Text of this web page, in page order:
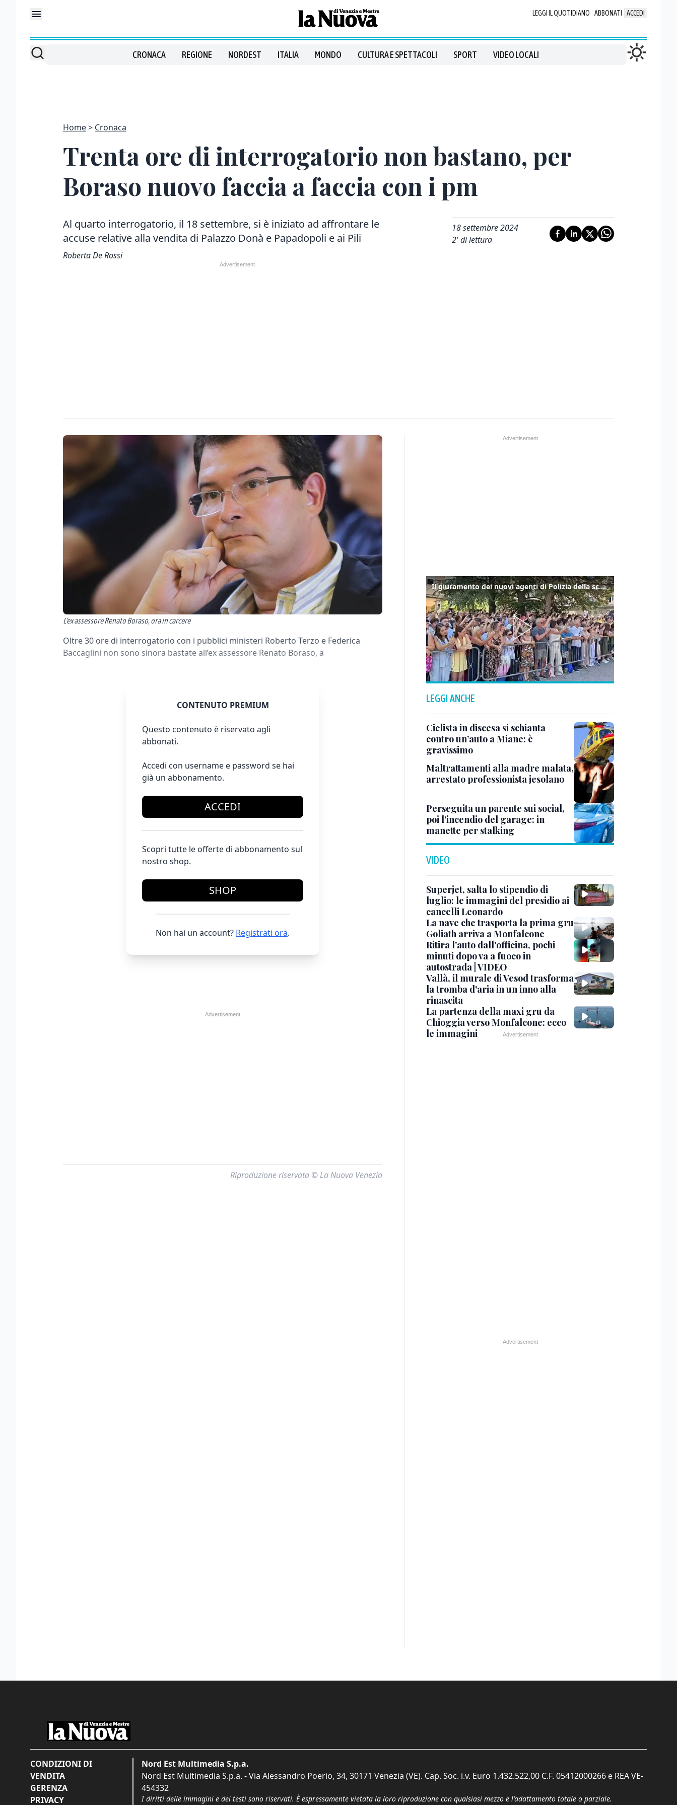
LEGGI IL QUOTIDIANO ABBONATI ACCEDI
CRONACA REGIONE NORDEST ITALIA MONDO CULTURA E SPETTACOLI SPORT VIDEO LOCALI
Home Cronaca
Trenta ore di interrogatorio non bastano, per
Boraso nuovo faccia a faccia con i pm
Al quarto interrogatorio, il 18 settembre, si è iniziato ad affrontare le
accuse relative alla vendita di Palazzo Donà e Papadopoli e ai Pili
Roberta De Rossi
18 settembre 2024
2' di lettura
L'ex assessore Renato Boraso, ora in carcere
Oltre 30 ore di interrogatorio con i pubblici ministeri Roberto Terzo e Federica
Baccaglini non sono sinora bastate all’ex assessore Renato Boraso, a
CONTENUTO PREMIUM
Questo contenuto è riservato agli
abbonati.
Accedi con username e password se hai
già un abbonamento.
ACCEDI
Scopri tutte le offerte di abbonamento sul
nostro shop.
SHOP
Non hai un account? Registrati ora.
Riproduzione riservata © La Nuova Venezia
Il giuramento dei nuovi agenti di Polizia della scuola "Vincenzo Raiola" di Trieste
LEGGI ANCHE
Ciclista in discesa si schianta
contro un’auto a Miane: è
gravissimo
Maltrattamenti alla madre malata,
arrestato professionista jesolano
Perseguita un parente sui social,
poi l’incendio del garage: in
manette per stalking
VIDEO
Superjet, salta lo stipendio di
luglio: le immagini del presidio ai
cancelli Leonardo
La nave che trasporta la prima gru
Goliath arriva a Monfalcone
Ritira l'auto dall'officina, pochi
minuti dopo va a fuoco in
autostrada | VIDEO
Vallà, il murale di Vesod trasforma
la tromba d'aria in un inno alla
rinascita
La partenza della maxi gru da
Chioggia verso Monfalcone: ecco
le immagini
CONDIZIONI DI
VENDITA
GERENZA
PRIVACY
Nord Est Multimedia S.p.a.
Nord Est Multimedia S.p.a. - Via Alessandro Poerio, 34, 30171 Venezia (VE). Cap. Soc. i.v. Euro 1.432.522,00 C.F. 05412000266 e REA VE-
454332
I diritti delle immagini e dei testi sono riservati. È espressamente vietata la loro riproduzione con qualsiasi mezzo e l'adattamento totale o parziale.